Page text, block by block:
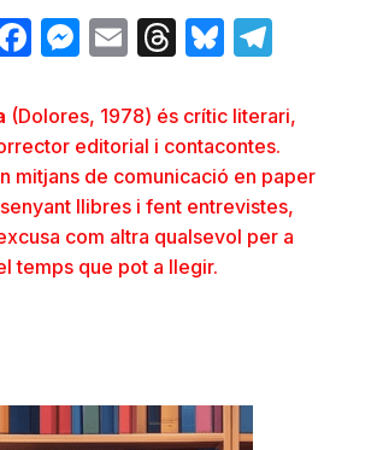
Facebook
Messenger
EmailThreads
Bluesky
(Dolores, 1978) és crític literari,
editorial i contacontes.
mitjans de comunicació en paper
llibres i fent entrevistes,
com altra qualsevol per a
temps que pot a llegir.